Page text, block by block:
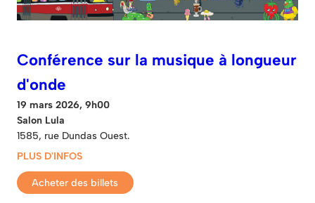
Conférence sur la musique à longueur
d'onde
19 mars 2026, 9h00
Salon Lula
1585, rue Dundas Ouest.
PLUS D'INFOS
Acheter des billets